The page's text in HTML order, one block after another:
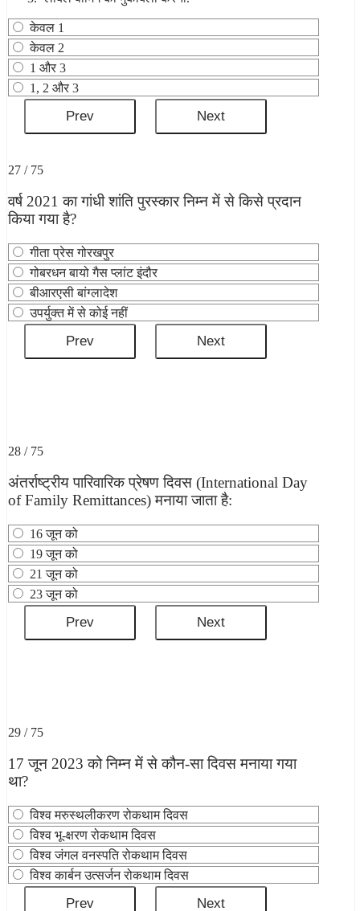
केवल 1
केवल 2
1 और 3
1, 2 और 3
27 / 75
वर्ष 2021 का गांधी शांति पुरस्कार निम्न में से किसे प्रदान
किया गया है?
गीता प्रेस गोरखपुर
गोबरधन बायो गैस प्लांट इंदौर
बीआरएसी बांग्लादेश
उपर्युक्त में से कोई नहीं
28 / 75
अंतर्राष्ट्रीय पारिवारिक प्रेषण दिवस (International Day
of Family Remittances) मनाया जाता है:
16 जून को
19 जून को
21 जून को
23 जून को
29 / 75
17 जून 2023 को निम्न में से कौन-सा दिवस मनाया गया
था?
विश्व मरुस्थलीकरण रोकथाम दिवस
विश्व भू-क्षरण रोकथाम दिवस
विश्व जंगल वनस्पति रोकथाम दिवस
विश्व कार्बन उत्सर्जन रोकथाम दिवस